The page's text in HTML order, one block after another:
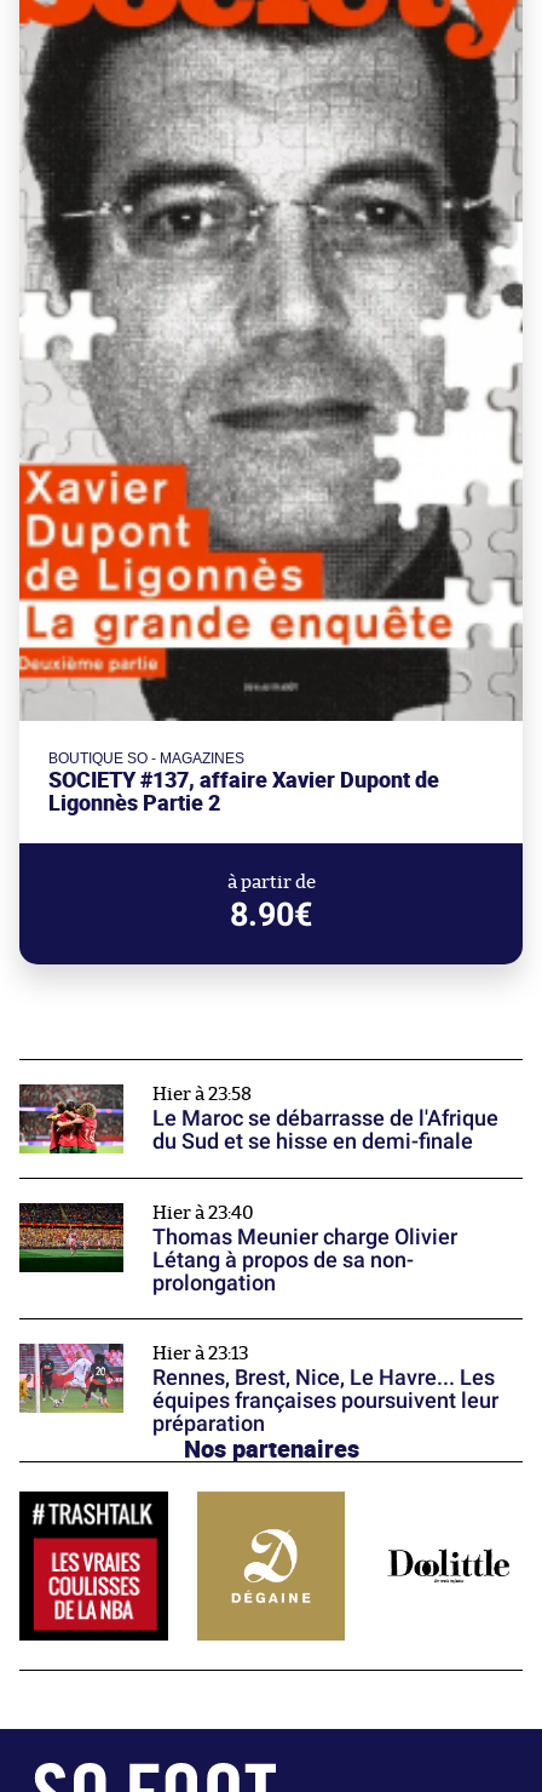
BOUTIQUE SO - MAGAZINES
SOCIETY #137, affaire Xavier Dupont de
Ligonnès Partie 2
à partir de
8.90€
Hier à 23:58
Le Maroc se débarrasse de l'Afrique
du Sud et se hisse en demi-finale
Hier à 23:40
Thomas Meunier charge Olivier
Létang à propos de sa non-
prolongation
Hier à 23:13
Rennes, Brest, Nice, Le Havre... Les
équipes françaises poursuivent leur
préparation
Nos partenaires